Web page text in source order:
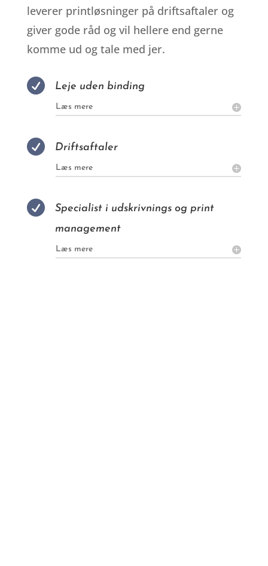
leverer printløsninger på driftsaftaler og
giver gode råd og vil hellere end gerne
komme ud og tale med jer.
 Leje uden binding
Læs mere
 Driftsaftaler
Læs mere

Specialist i udskrivnings og print
management
Læs mere